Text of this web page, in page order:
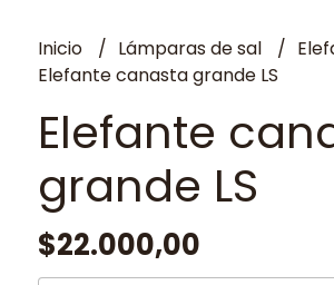
Inicio Lámparas de sal
Elefante canasta grande LS
Elefante
grande LS
$22.000,00